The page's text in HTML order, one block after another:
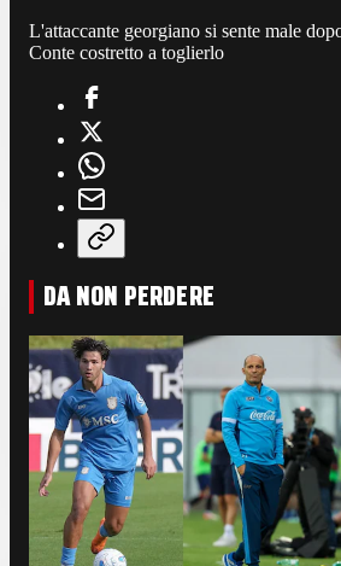
L'attaccante georgiano si sente male
Conte costretto a toglierlo
DA NON PERDERE